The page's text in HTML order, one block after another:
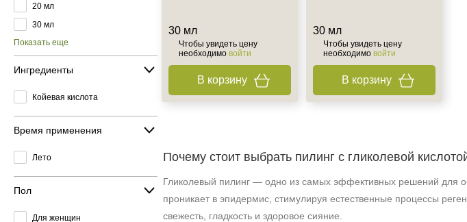
20 мл
30 мл
Показать еще
Ингредиенты
Койевая кислота
Время применения
Лето
Пол
Для женщин
30 мл
Чтобы увидеть цену
необходимо войти
В корзину
30 мл
Чтобы увидеть цену
необходимо войти
В корзину
Почему стоит выбрать пилинг с гликолевой
Гликолевый пилинг — одно из самых эффективных решений для
проникает в эпидермис, стимулируя естественные процессы
свежесть, гладкость и здоровое сияние.